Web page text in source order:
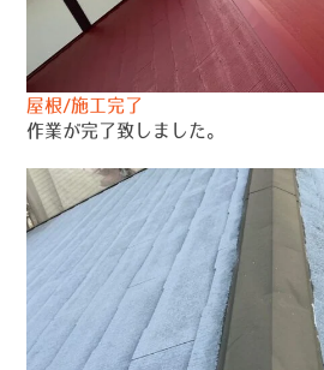
屋根/施工完了
作業が完了致しました。